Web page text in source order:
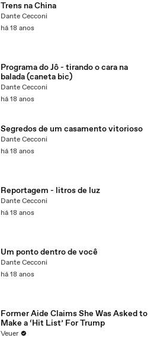
Trens na China
Dante Cecconi
há 18 anos
Programa do Jô - tirando o cara na
balada (caneta bic)
Dante Cecconi
há 18 anos
Segredos de um casamento vitorioso
Dante Cecconi
há 18 anos
Reportagem - litros de luz
Dante Cecconi
há 18 anos
Um ponto dentro de você
Dante Cecconi
há 18 anos
Former Aide Claims She Was Asked to
Make a ‘Hit List’ For Trump
Veuer